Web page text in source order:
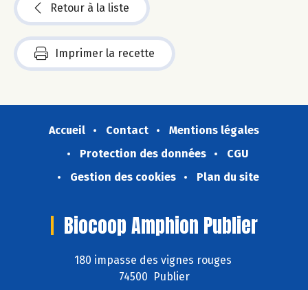
Retour à la liste
Imprimer la recette
Accueil Contact
Mentions légales
Protection des données
CGU
Gestion des cookies
Plan du site
Biocoop Amphion Publier
180 impasse des vignes rouges
74500 Publier